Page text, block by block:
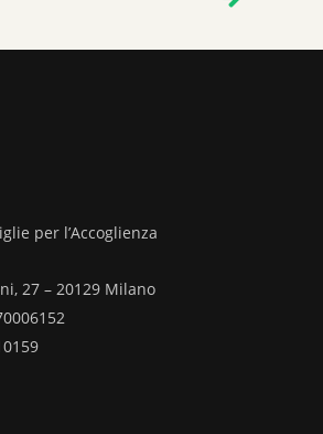
per l’Accoglienza
27 – 20129 Milano